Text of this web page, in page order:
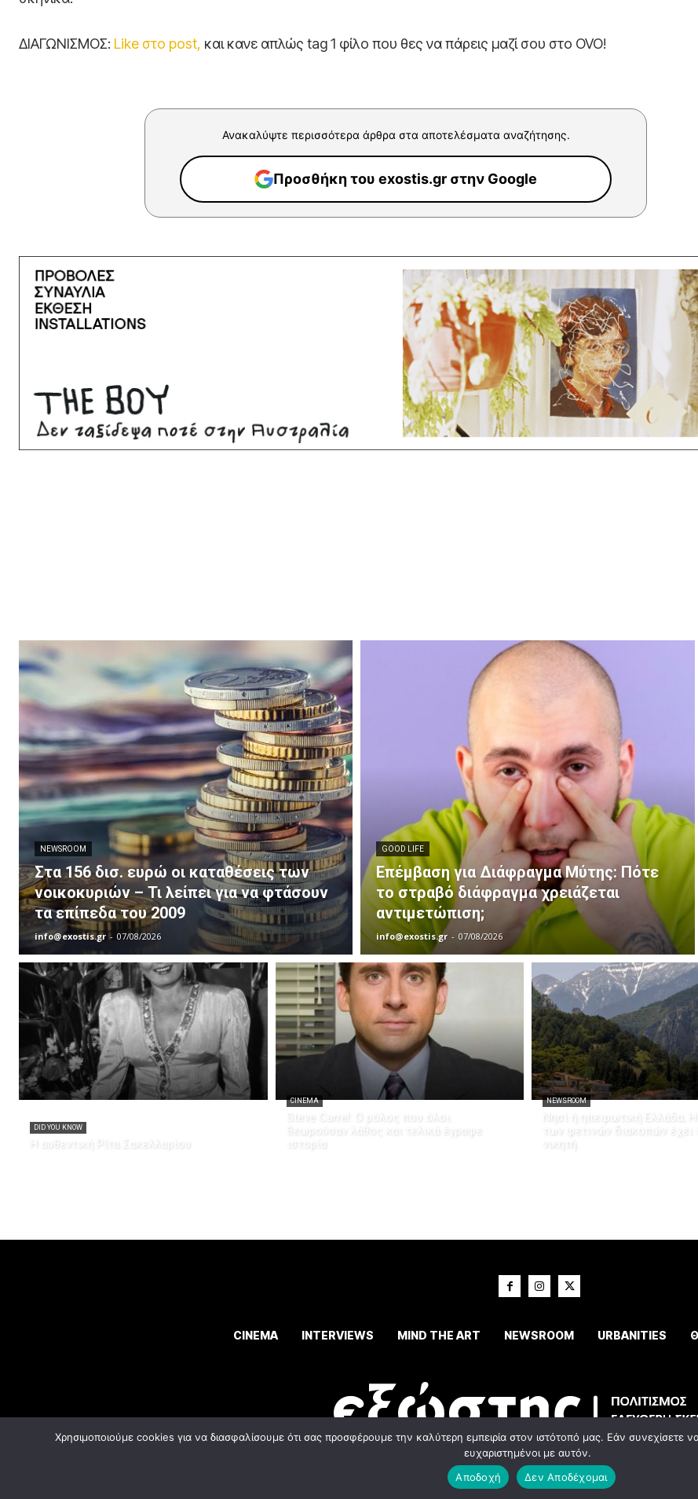
ΔΙΑΓΩΝΙΣΜΟΣ: Like στο post, και κανε απλώς tag 1 φίλο που θες να πάρεις μαζί σου στο OVO!
Ανακαλύψτε περισσότερα άρθρα στα αποτελέσματα αναζήτησης.
Προσθήκη του exostis.gr στην Google
NEWSROOM
Στα 156 δισ. ευρώ οι καταθέσεις των
νοικοκυριών – Τι λείπει για να φτάσουν
τα επίπεδα του 2009
info@exostis.gr - 07/08/2026
GOOD LIFE
Επέμβαση για Διάφραγμα Μύτης: Πότε
το στραβό διάφραγμα χρειάζεται
αντιμετώπιση;
info@exostis.gr - 07/08/2026
DID YOU KNOW
Η αυθεντική Ρίτα Σακελλαρίου
CINEMA
Steve Carrel: Ο ρόλος που όλοι
θεωρούσαν λάθος και τελικά έγραψε
NEWSROOM
Νησί ή ηπειρωτική Ελλάδα; Η
των φετινών διακοπών έχει
CINEMA INTERVIEWS MIND THE ART NEWSROOM URBANITIES
© 2023 Εxostispress - All right reserved. Κατασκευή Ιστοσελίδας
Οροι χρήσης
Χρησιμοποιούμε cookies για να διασφαλίσουμε ότι σας προσφέρουμε την καλύτερη εμπειρία στον ιστότοπό μας. Εάν συνεχίσετε
ευχαριστημένοι με αυτόν.
Αποδοχή
Δεν Αποδέχομαι